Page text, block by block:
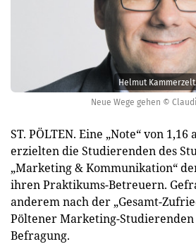
Neue Wege gehen ©
Helmut
ST. PÖLTEN. Eine „Note“ von
erzielten die Studierenden des
„Marketing & Kommunikation“
ihren Praktikums-Betreuern.
anderem nach der „Gesamt-
Pöltener Marketing-
Befragung.